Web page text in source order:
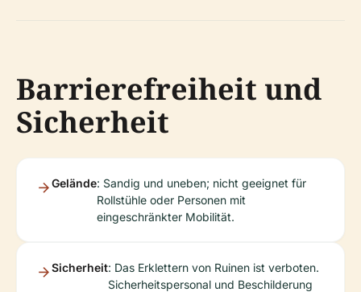
Barrierefreiheit und
Sicherheit
Gelände: Sandig und uneben; nicht geeignet für
Rollstühle oder Personen mit
eingeschränkter Mobilität.
Sicherheit: Das Erklettern von Ruinen ist verboten.
Sicherheitspersonal und Beschilderung